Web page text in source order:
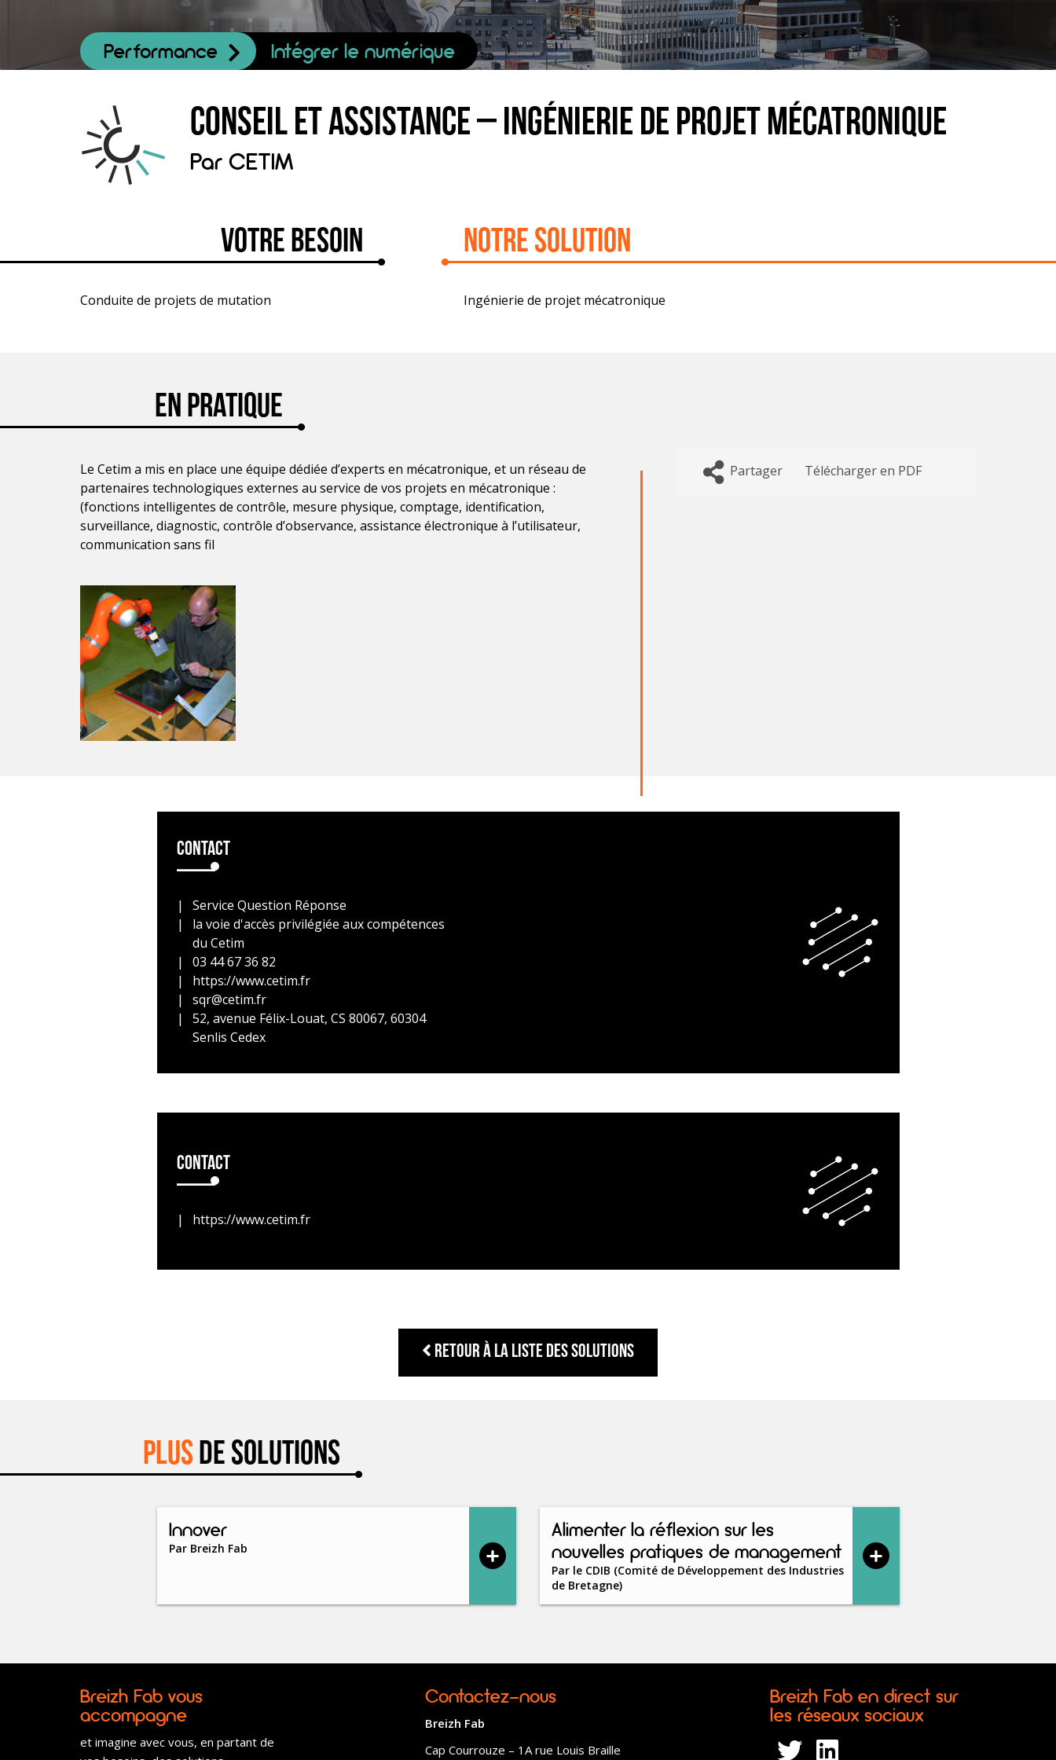
Performance Intégrer le numérique
Conseil et assistance – Ingénierie de projet mécatronique
Par CETIM
Votre besoin
Conduite de projets de mutation
Notre solution
Ingénierie de projet mécatronique
En Pratique
Le Cetim a mis en place une équipe dédiée d’experts en mécatronique, et un réseau de
partenaires technologiques externes au service de vos projets en mécatronique :
(fonctions intelligentes de contrôle, mesure physique, comptage, identification,
surveillance, diagnostic, contrôle d’observance, assistance électronique à l’utilisateur,
communication sans fil
Partager Télécharger en PDF
Contact
Service Question Réponse
la voie d'accès privilégiée aux compétences
du Cetim
03 44 67 36 82
https://www.cetim.fr
sqr@cetim.fr
52, avenue Félix-Louat, CS 80067, 60304
Senlis Cedex
Contact
https://www.cetim.fr
Retour à la liste des solutions
Plus de solutions
Innover
Par Breizh Fab
Alimenter la réflexion sur les
nouvelles pratiques de management
Par le CDIB (Comité de Développement des Industries
de Bretagne)
Breizh Fab vous
accompagne
et imagine avec vous, en partant de
Contactez-nous
Breizh Fab
Cap Courrouze – 1A rue Louis Braille
Breizh Fab en direct sur
les réseaux sociaux